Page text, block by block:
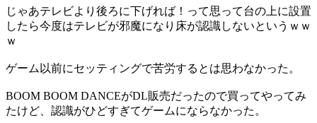
じゃあテレビより後ろに下げれば！って思って台の上に設置
したら今度はテレビが邪魔になり床が認識しないというｗｗ
ｗ
ゲーム以前にセッティングで苦労するとは思わなかった。
BOOM BOOM DANCEがDL販売だったので買ってやってみ
たけど、認識がひどすぎてゲームにならなかった。